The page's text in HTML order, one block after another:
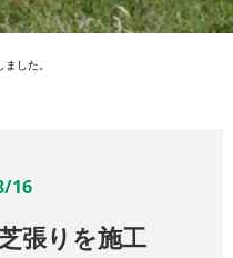
した。
16
張りを施工